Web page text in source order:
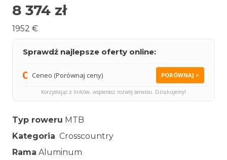
8 374 zł
1952 €
Sprawdź najlepsze oferty online:
Ceneo (Porównaj ceny) PORÓWNAJ >
Korzystając z linków, wspierasz rozwój serwisu. Dziękujemy!
Typ roweru MTB
Kategoria Crosscountry
Rama Aluminum